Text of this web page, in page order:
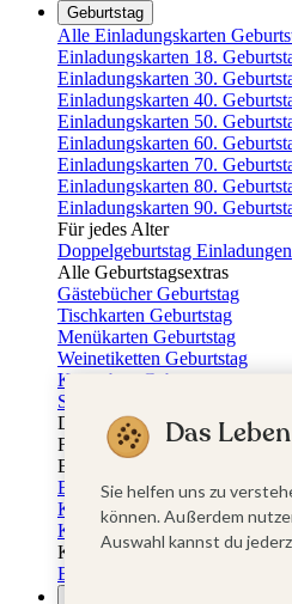
Geburtstag
Alle Einladungskarten
Einladungskarten 18.
Einladungskarten 30.
Einladungskarten 40.
Einladungskarten 50.
Einladungskarten 60.
Einladungskarten 70.
Einladungskarten 80.
Einladungskarten 90.
Für jedes Alter
Doppelgeburtstag Einladungen
Alle Geburtstagsextras
Gästebücher Geburtstag
Tischkarten Geburtstag
Menükarten Geburtstag
Weinetiketten Geburtstag
Kartenbox Geburtstag
Save the Date Karten
Dankeskarten Geburtstag
Fotobuch Geburtstag
Eventplattform
Einladungskarten
Kindergeburtstag Jungen
Kindergeburtstag Mädchen
Kindergeburtstag Unisex
Einladungskarten 1. Geburtstag
Das
Sie helfen uns zu
können. Außerdem
Auswahl kannst du